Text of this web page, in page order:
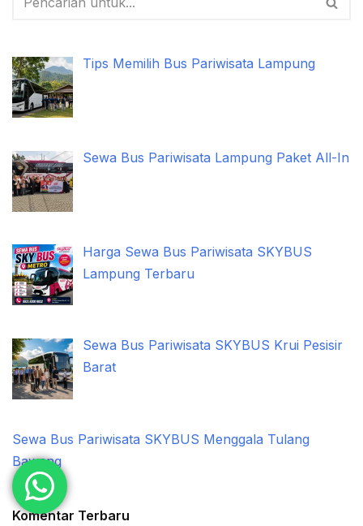
Tips Memilih Bus Pariwisata Lampung
Sewa Bus Pariwisata Lampung Paket All-In
Harga Sewa Bus Pariwisata SKYBUS
Lampung Terbaru
Sewa Bus Pariwisata SKYBUS Krui Pesisir
Barat
Sewa Bus Pariwisata SKYBUS Menggala Tulang
Bawang
Komentar Terbaru